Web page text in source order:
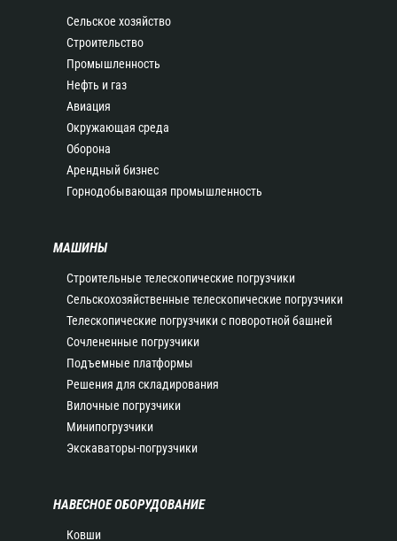
Сельское хозяйство
Строительство
Промышленность
Нефть и газ
Авиация
Окружающая среда
Оборона
Арендный бизнес
Горнодобывающая промышленность
МАШИНЫ
Строительные телескопические погрузчики
Сельскохозяйственные телескопические погрузчики
Телескопические погрузчики с поворотной башней
Сочлененные погрузчики
Подъемные платформы
Решения для складирования
Вилочные погрузчики
Минипогрузчики
Экскаваторы-погрузчики
НАВЕСНОЕ ОБОРУДОВАНИЕ
Ковши